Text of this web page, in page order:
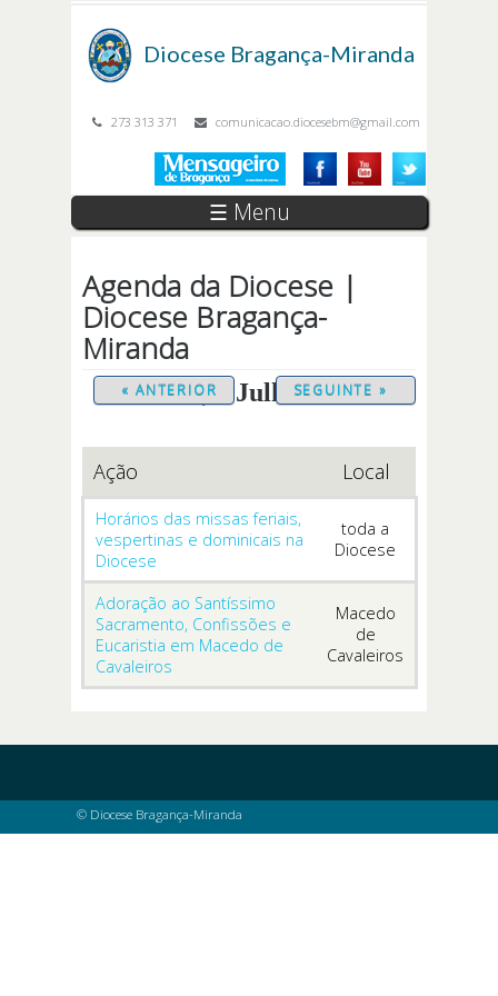
Diocese Bragança-Miranda
273 313 371 comunicacao.diocesebm@gmail.com
☰ Menu
Agenda da Diocese |
Diocese Bragança-
Miranda
Sexta, 3 Julho 2026
« ANTERIOR SEGUINTE »
Ação Local
Horários das missas feriais,
vespertinas e dominicais na
Diocese
toda a
Diocese
Adoração ao Santíssimo
Sacramento, Confissões e
Eucaristia em Macedo de
Cavaleiros
Macedo
de
Cavaleiros
© Diocese Bragança-Miranda